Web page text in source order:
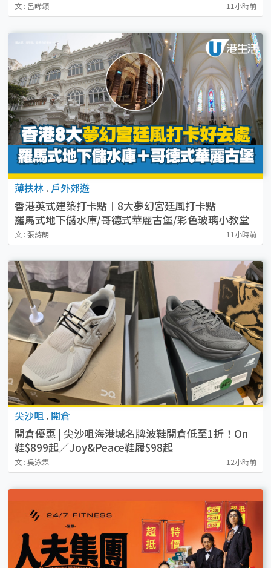
文 : 呂晞頌 11小時前
薄扶林 . 戶外郊遊
香港英式建築打卡點︱8大夢幻宮廷風打卡點
羅馬式地下儲水庫/哥德式華麗古堡/彩色玻璃小教堂
文 : 張詩朗 11小時前
尖沙咀 . 開倉
開倉優惠 | 尖沙咀海港城名牌波鞋開倉低至1折！On
鞋$899起／Joy&Peace鞋履$98起
文 : 吳泳霖 12小時前